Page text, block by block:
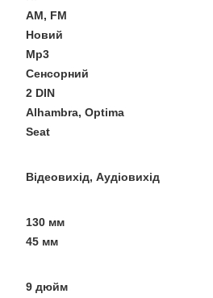
AM, FM
Новий
Mp3
Сенсорний
2 DIN
Alhambra, Optima
Seat
Відеовихід, Аудіовихід
130 мм
45 мм
9 дюйм